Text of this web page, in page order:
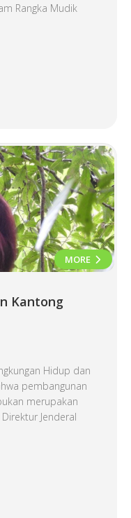
Rangka Mudik
MORE
Kantong
Hidup dan
pembangunan
merupakan
Jenderal